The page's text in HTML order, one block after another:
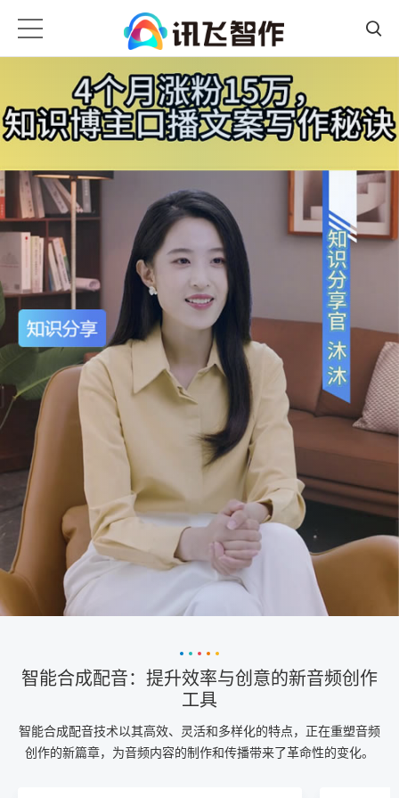
智能合成配音：提升效率与创意的新音频创作
工具
智能合成配音技术以其高效、灵活和多样化的特点，正在重塑音频
创作的新篇章，为音频内容的制作和传播带来了革命性的变化。